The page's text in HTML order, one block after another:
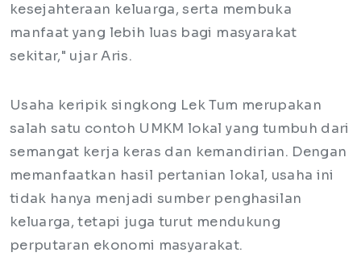
kesejahteraan keluarga, serta membuka
manfaat yang lebih luas bagi masyarakat
sekitar," ujar Aris.
Usaha keripik singkong Lek Tum merupakan
salah satu contoh UMKM lokal yang tumbuh dari
semangat kerja keras dan kemandirian. Dengan
memanfaatkan hasil pertanian lokal, usaha ini
tidak hanya menjadi sumber penghasilan
keluarga, tetapi juga turut mendukung
perputaran ekonomi masyarakat.